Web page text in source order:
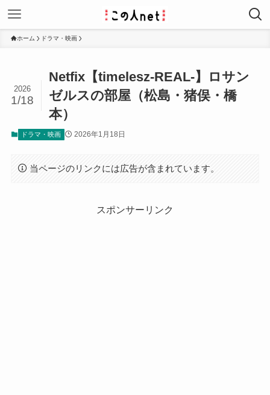
ホーム ドラマ・映画
Netfix【timelesz-REAL-】ロサン
ゼルスの部屋（松島・猪俣・橋
本）
2026
1/18
ドラマ・映画 2026年1月18日
当ページのリンクには広告が含まれています。
スポンサーリンク